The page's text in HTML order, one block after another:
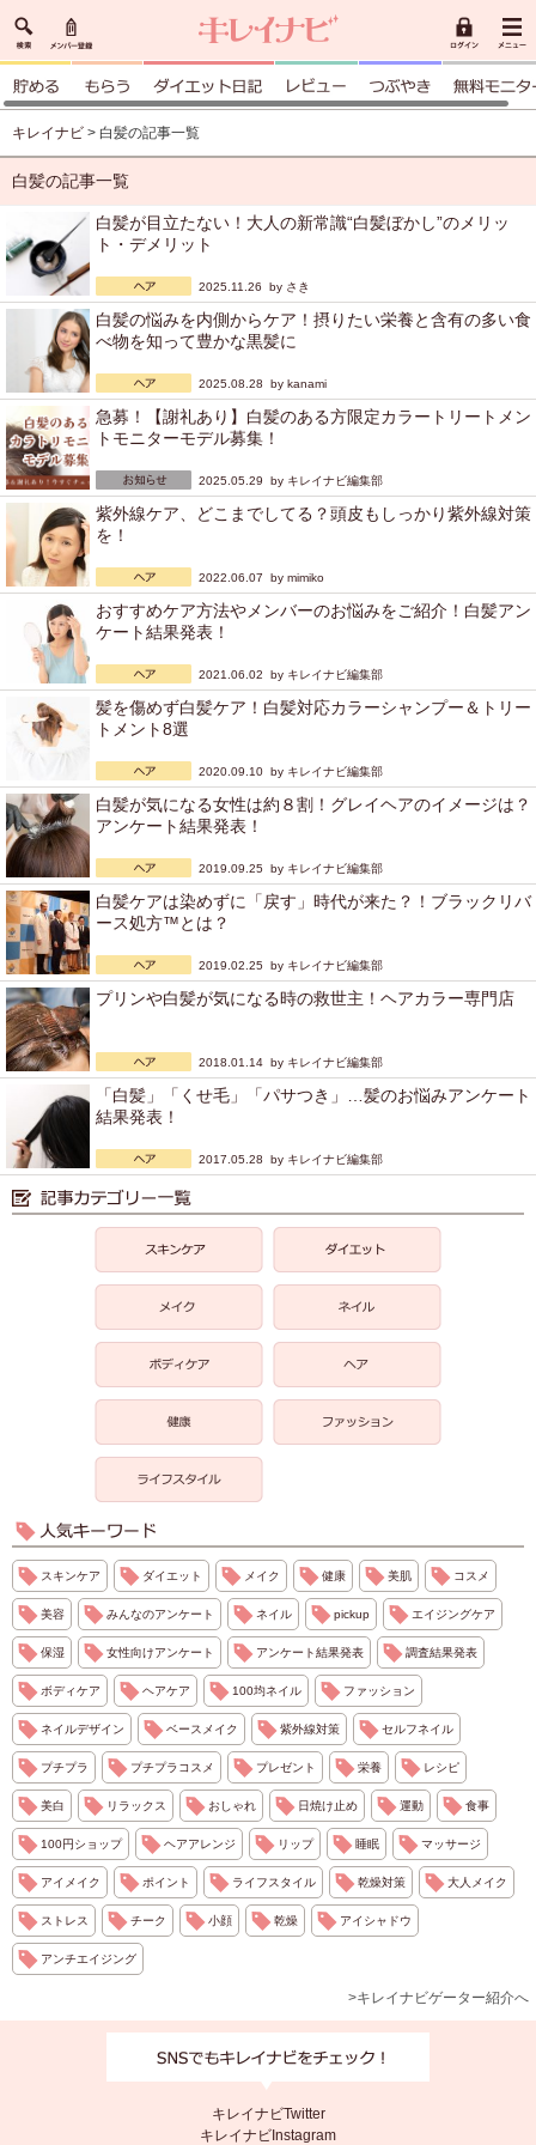
キレイナビ > 白髪の記事一覧
白髪の記事一覧
白髪が目立たない！大人の新常識“白髪ぼかし”のメリッ
ト・デメリット
2025.11.26 by さき
白髪の悩みを内側からケア！摂りたい栄養と含有の多い食
べ物を知って豊かな黒髪に
2025.08.28 by kanami
急募！【謝礼あり】白髪のある方限定カラートリートメン
トモニターモデル募集！
2025.05.29 by キレイナビ編集部
紫外線ケア、どこまでしてる？頭皮もしっかり紫外線対策
を！
2022.06.07 by mimiko
おすすめケア方法やメンバーのお悩みをご紹介！白髪アン
ケート結果発表！
2021.06.02 by キレイナビ編集部
髪を傷めず白髪ケア！白髪対応カラーシャンプー＆トリー
トメント8選
2020.09.10 by キレイナビ編集部
白髪が気になる女性は約８割！グレイヘアのイメージは？
アンケート結果発表！
2019.09.25 by キレイナビ編集部
白髪ケアは染めずに「戻す」時代が来た？！ブラックリバ
ース処方™とは？
2019.02.25 by キレイナビ編集部
プリンや白髪が気になる時の救世主！ヘアカラー専門店
2018.01.14 by キレイナビ編集部
「白髪」「くせ毛」「パサつき」…髪のお悩みアンケート
結果発表！
2017.05.28 by キレイナビ編集部
スキンケア ダイエット メイク 健康 美肌 コスメ
美容 みんなのアンケート ネイル pickup エイジングケア
保湿 女性向けアンケート アンケート結果発表 調査結果発表
ボディケア ヘアケア 100均ネイル ファッション
ネイルデザイン ベースメイク 紫外線対策 セルフネイル
プチプラ プチプラコスメ プレゼント 栄養 レシピ
美白 リラックス おしゃれ 日焼け止め 運動 食事
100円ショップ ヘアアレンジ リップ 睡眠 マッサージ
アイメイク ポイント ライフスタイル 乾燥対策 大人メイク
ストレス チーク 小顔 乾燥 アイシャドウ
アンチエイジング
>キレイナビゲーター紹介へ
キレイナビTwitter
キレイナビInstagram